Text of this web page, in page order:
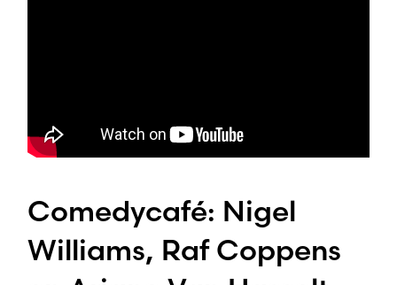
Comedycafé: Nigel
Williams, Raf Coppens